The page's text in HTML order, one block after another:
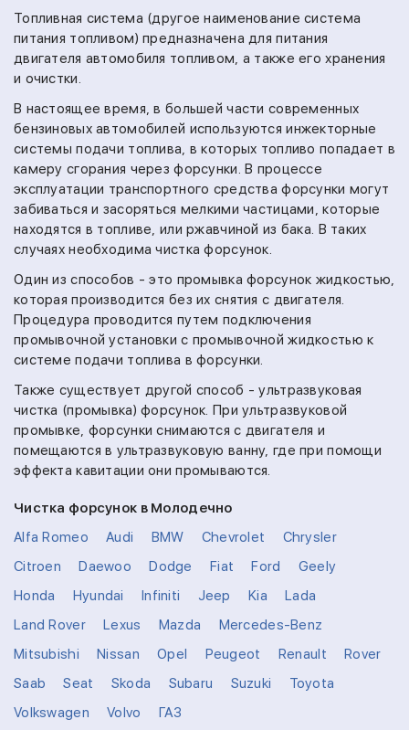
Топливная система (другое наименование система
питания топливом) предназначена для питания
двигателя автомобиля топливом, а также его хранения
и очистки.
В настоящее время, в большей части современных
бензиновых автомобилей используются инжекторные
системы подачи топлива, в которых топливо попадает в
камеру сгорания через форсунки. В процессе
эксплуатации транспортного средства форсунки могут
забиваться и засоряться мелкими частицами, которые
находятся в топливе, или ржавчиной из бака. В таких
случаях необходима чистка форсунок.
Один из способов - это промывка форсунок жидкостью,
которая производится без их снятия с двигателя.
Процедура проводится путем подключения
промывочной установки с промывочной жидкостью к
системе подачи топлива в форсунки.
Также существует другой способ - ультразвуковая
чистка (промывка) форсунок. При ультразвуковой
промывке, форсунки снимаются с двигателя и
помещаются в ультразвуковую ванну, где при помощи
эффекта кавитации они промываются.
Чистка форсунок в Молодечно
Alfa Romeo
Audi BMW Chevrolet
Chrysler
Citroen
Daewoo Dodge Fiat Ford
Geely
Honda
Hyundai Infiniti Jeep Kia
Lada
Land Rover
Lexus Mazda
Mercedes-Benz
Mitsubishi
Nissan Opel Peugeot Renault
Rover
Saab
Seat Skoda Subaru Suzuki
Toyota
Volkswagen
Volvo ГАЗ